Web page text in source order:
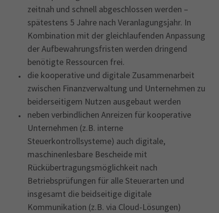
zeitnah und schnell abgeschlossen werden –
spätestens 5 Jahre nach Veranlagungsjahr. In
Kombination mit der gleichlaufenden Anpassung
der Aufbewahrungsfristen werden dringend
benötigte Ressourcen frei.
die kooperative und digitale Zusammenarbeit
zwischen Finanzverwaltung und Unternehmen zu
beiderseitigem Nutzen ausgebaut werden
neben verbindlichen Anreizen für kooperative
Unternehmen (z.B. interne
Steuerkontrollsysteme) auch digitale,
maschinenlesbare Bescheide mit
Rückübertragungsmöglichkeit nach
Betriebsprüfungen für alle Steuerarten und
insgesamt die beidseitige digitale
Kommunikation (z.B. via Cloud-Lösungen)